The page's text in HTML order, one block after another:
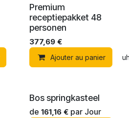
Ajouter à la liste de
Premium
receptiepakket 48
personen
377,69€
Ajouter au panier
Bos springkasteel
de 161,16€ par Jour